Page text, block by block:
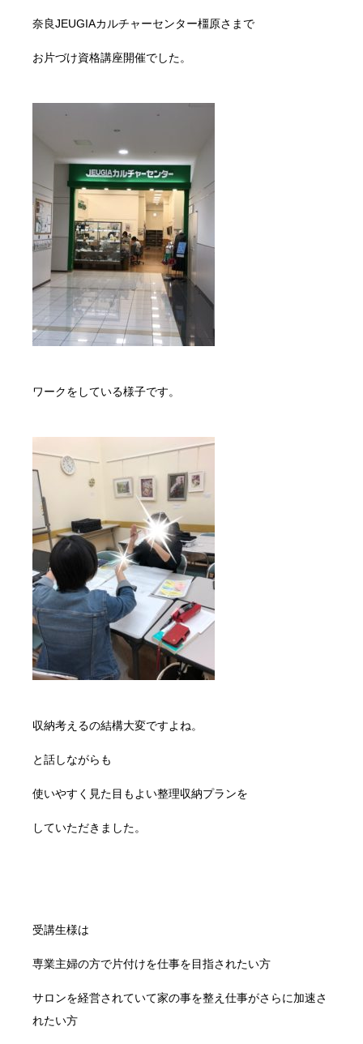
奈良JEUGIAカルチャーセンター橿原さまで
お片づけ資格講座開催でした。
ワークをしている様子です。
収納考えるの結構大変ですよね。
と話しながらも
使いやすく見た目もよい整理収納プランを
していただきました。
受講生様は
専業主婦の方で片付けを仕事を目指されたい方
サロンを経営されていて家の事を整え仕事がさらに加速さ
れたい方